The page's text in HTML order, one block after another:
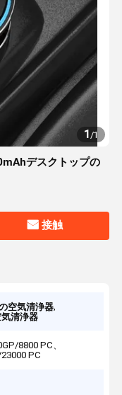
1/1
デスクトップの
接触
空気清浄器,
清浄器
8800 PC、
PC